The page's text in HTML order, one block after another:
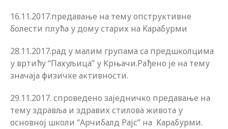
16.11.2017.предавање на тему опструктивне
болести плућа у дому старих на Kарабурми
28.11.2017.рад у малим групама са предшколцима
у вртићу “Пахуљица” у Kрњачи.Рађено је на тему
значаја физичке активности.
29.11.2017. спроведено заједничко предавање на
тему здравља и здравих стилова живота у
основној школи “Арчибалд Рајс” на Kарабурми.